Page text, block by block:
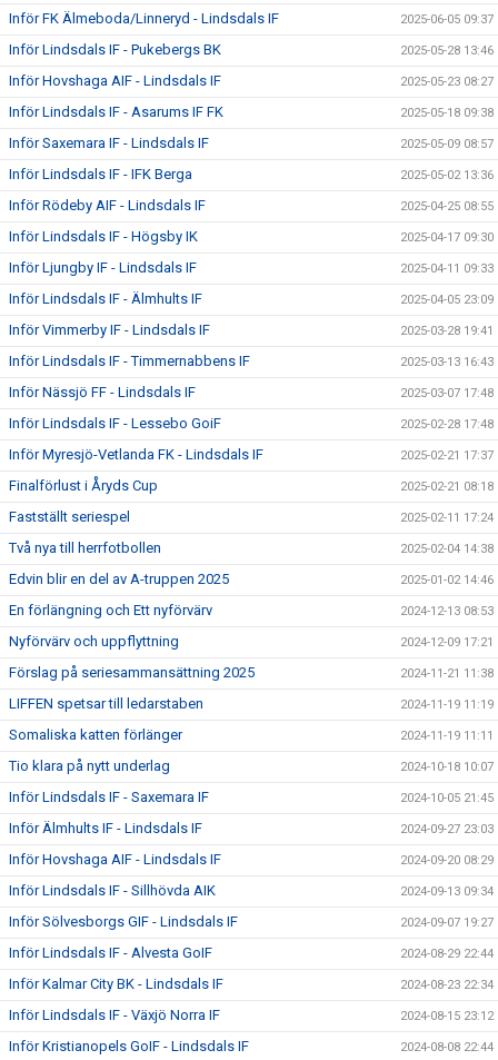
Inför FK Älmeboda/Linneryd - Lindsdals IF 2025-06-05 09:37
Inför Lindsdals IF - Pukebergs BK 2025-05-28 13:46
Inför Hovshaga AIF - Lindsdals IF 2025-05-23 08:27
Inför Lindsdals IF - Asarums IF FK 2025-05-18 09:38
Inför Saxemara IF - Lindsdals IF 2025-05-09 08:57
Inför Lindsdals IF - IFK Berga 2025-05-02 13:36
Inför Rödeby AIF - Lindsdals IF 2025-04-25 08:55
Inför Lindsdals IF - Högsby IK 2025-04-17 09:30
Inför Ljungby IF - Lindsdals IF 2025-04-11 09:33
Inför Lindsdals IF - Älmhults IF 2025-04-05 23:09
Inför Vimmerby IF - Lindsdals IF 2025-03-28 19:41
Inför Lindsdals IF - Timmernabbens IF 2025-03-13 16:43
Inför Nässjö FF - Lindsdals IF 2025-03-07 17:48
Inför Lindsdals IF - Lessebo GoiF 2025-02-28 17:48
Inför Myresjö-Vetlanda FK - Lindsdals IF 2025-02-21 17:37
Finalförlust i Åryds Cup 2025-02-21 08:18
Fastställt seriespel 2025-02-11 17:24
Två nya till herrfotbollen 2025-02-04 14:38
Edvin blir en del av A-truppen 2025 2025-01-02 14:46
En förlängning och Ett nyförvärv 2024-12-13 08:53
Nyförvärv och uppflyttning 2024-12-09 17:21
Förslag på seriesammansättning 2025 2024-11-21 11:38
LIFFEN spetsar till ledarstaben 2024-11-19 11:19
Somaliska katten förlänger 2024-11-19 11:11
Tio klara på nytt underlag 2024-10-18 10:07
Inför Lindsdals IF - Saxemara IF 2024-10-05 21:45
Inför Älmhults IF - Lindsdals IF 2024-09-27 23:03
Inför Hovshaga AIF - Lindsdals IF 2024-09-20 08:29
Inför Lindsdals IF - Sillhövda AIK 2024-09-13 09:34
Inför Sölvesborgs GIF - Lindsdals IF 2024-09-07 19:27
Inför Lindsdals IF - Alvesta GoIF 2024-08-29 22:44
Inför Kalmar City BK - Lindsdals IF 2024-08-23 22:34
Inför Lindsdals IF - Växjö Norra IF 2024-08-15 23:12
Inför Kristianopels GoIF - Lindsdals IF 2024-08-08 22:44